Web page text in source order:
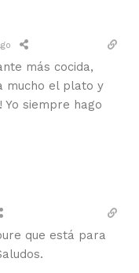
más cocida,
mucho el plato y
Yo siempre hago
que está para